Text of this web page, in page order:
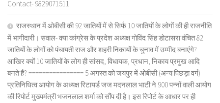
Contact- 9829071511
राजस्थान में ओबीसी की 92 जातियों में से सिर्फ 10 जातियों के लोगों की ही राजनीति
में भागीदारी। सवाल- क्या कांग्रेस के प्रदेश अध्यक्ष गोविंद सिंह डोटासरा वंचित 82
जातियों के लोगों को पंचायती राज और शहरी निकायों के चुनाव में उम्मीद बनाएंगे?
आखिर क्यों 10 जातियों के लोग ही सांसद, विधायक, प्रधान, निकाय प्रमुख आदि
बनते हैं? ================ 5 अगस्त को जयपुर में ओबीसी (अन्य पिछड़ा वर्ग)
प्रतिनिधित्व आयोग के अध्यक्ष रिटायर्ड जज मदनलाल भाटी ने 900 पन्नों वाली आयोग
की रिपोर्ट मुख्यमंत्री भजनलाल शर्मा को सौंप दी है। इस रिपोर्ट के आधार पर ही